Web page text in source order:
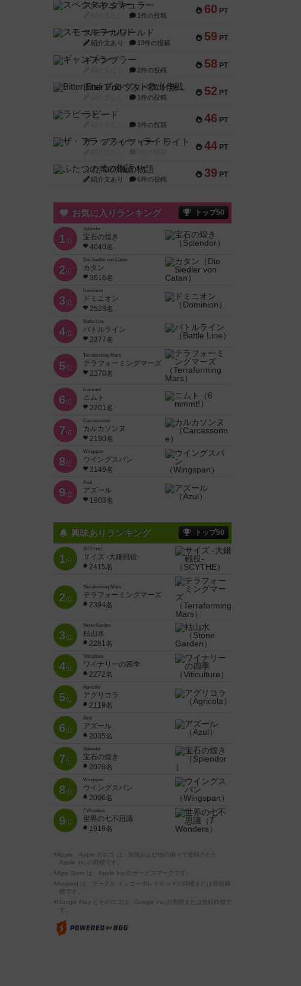
60 PT
スペクタキュラー
1件の投稿
59 PT
スモールワールド
紹介文あり 13件の投稿
58 PT
ギャンブラー
2件の投稿
52 PT
Bitter End ブタペスト救出作戦
1件の投稿
46 PT
ラピード
1件の投稿
44 PT
ザ・フラッフィー・ライト
39 PT
ふたつの城の物語
紹介文あり 6件の投稿
お気に入りランキング トップ50
1位
Splendor
宝石の煌き
4040名
2位
Die Siedler von Catan
カタン
3616名
3位
Dominion
ドミニオン
2528名
4位
Battle Line
バトルライン
2377名
5位
Terraforming Mars
テラフォーミングマーズ
2370名
6位
6 nimmt!
ニムト
2201名
7位
Carcassonne
カルカソンヌ
2190名
8位
Wingspan
ウイングスパン
2149名
9位
Azul
アズール
1903名
興味ありランキング トップ50
1位
SCYTHE
サイズ -大鎌戦役-
2415名
2位
Terraforming Mars
テラフォーミングマーズ
2394名
3位
Stone Garden
枯山水
2281名
4位
Viticulture
ワイナリーの四季
2272名
5位
Agricola
アグリコラ
2119名
6位
Azul
アズール
2035名
7位
Splendor
宝石の煌き
2028名
8位
Wingspan
ウイングスパン
2006名
9位
7 Wonders
世界の七不思議
1919名
※Apple、Apple のロゴ は、米国および他の国々で登録された
Apple Inc.の商標です。
※App Store は、Apple Inc.のサービスマークです。
※Android は、グーグル インコーポレイテッドの商標または登録商
標です。
※Google Play とそのロゴは、Google Inc.の商標または登録商標で
す。